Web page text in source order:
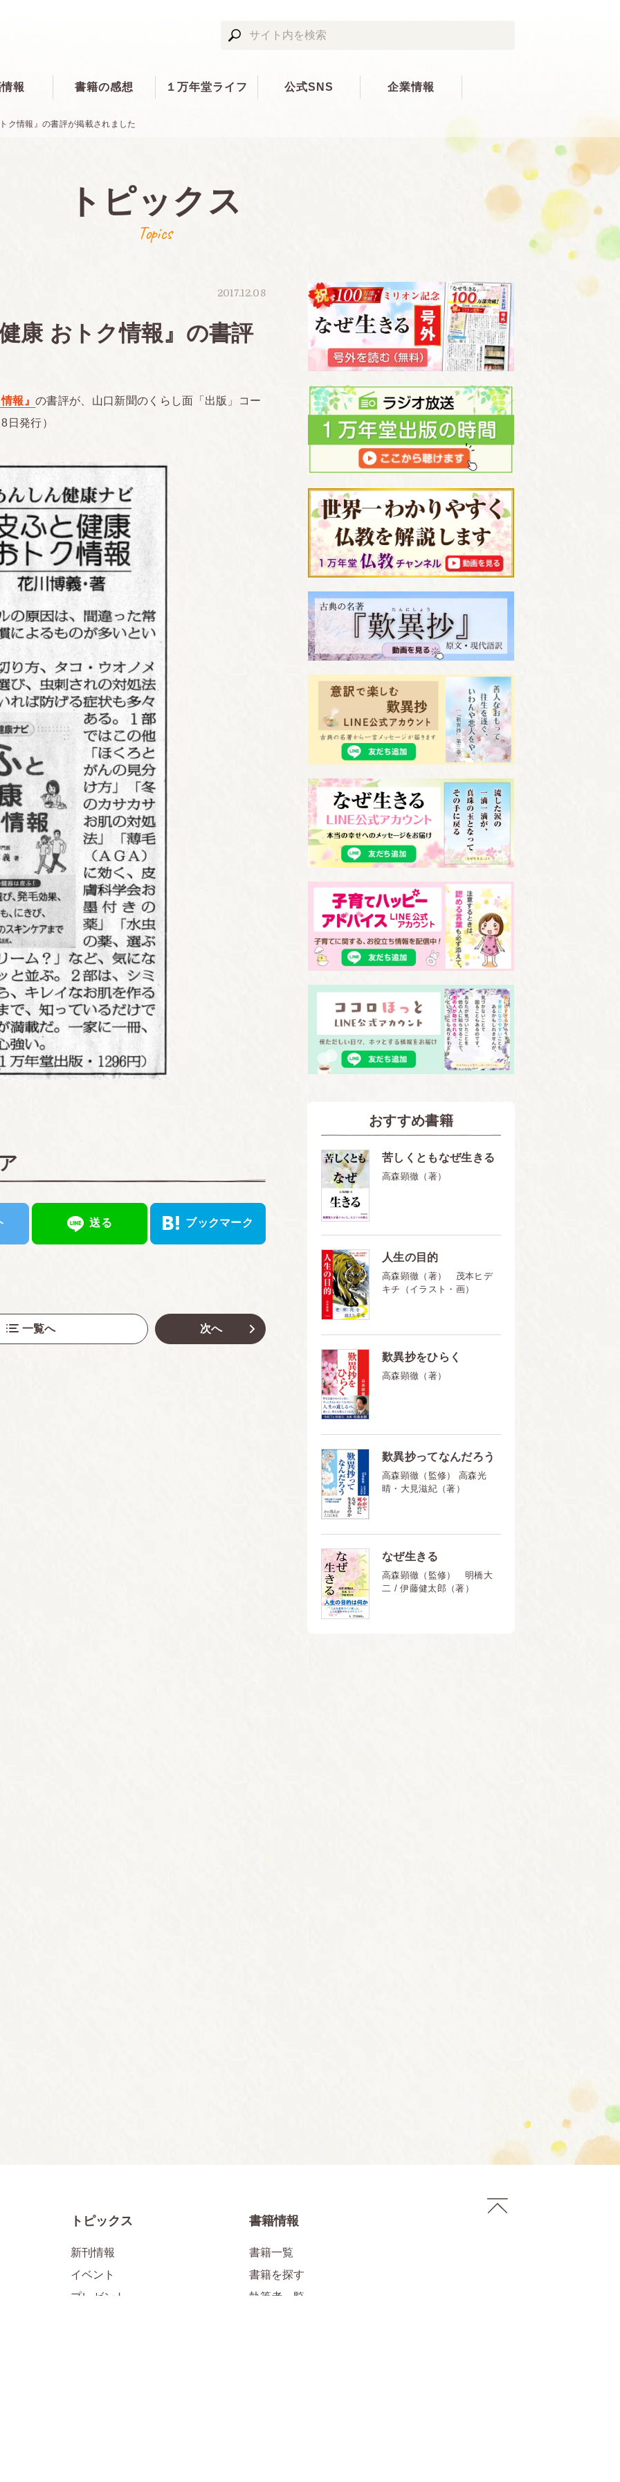
報 書籍の感想 １万年堂ライフ 公式SNS 企業情報
ク情報』の書評が掲載されました
トピックス
Topics
2017.12.08
康 おトク情報』の書評
報』の書評が、山口新聞のくらし面「出版」コー
日発行）
送る ブックマーク
一覧へ 次へ
おすすめ書籍
苦しくともなぜ生きる
高森顕徹（著）
人生の目的
高森顕徹（著） 茂本ヒデ
キチ（イラスト・画）
歎異抄をひらく
高森顕徹（著）
歎異抄ってなんだろう
高森顕徹（監修） 高森光
晴・大見滋紀（著）
なぜ生きる
高森顕徹（監修） 明橋大
二 / 伊藤健太郎（著）
トピックス
新刊情報
イベント
プレゼント
書籍情報
書籍一覧
書籍を探す
執筆者一覧